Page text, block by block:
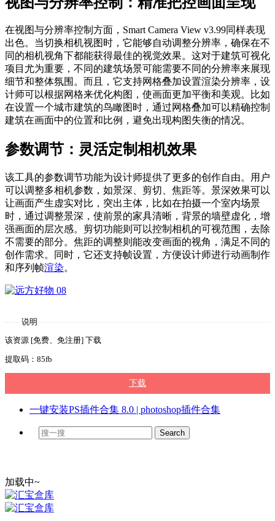
在视图与分辨率控制方面，Smart Camera View v3.99同样表现
出色。当切换相机视图时，它能够自动调整分辨率，确保在不
同的相机视角下都能获得最佳的视觉效果。这对于建筑可视化
项目尤为重要，不同的建筑场景可能需要不同的分辨率来展现
细节和整体氛围。而且，它支持网格叠加设置渲染分辨率，设
计师可以根据网格来优化构图，使画面更加平衡和美观。比如
在设置一个城市建筑的鸟瞰图时，通过网格叠加可以精确控制
建筑在画面中的位置和比例，避免出现构图失衡的情况。
参数调节：灵活定制相机效果
该工具的参数调节功能为设计师提供了更多的创作自由。用户
可以调整多相机参数，如景深、剪切、焦距等。景深效果可以
让画面产生虚实对比，突出主体，比如在拍摄一个室内场景
时，通过调整景深，使前景的家具清晰，背景的墙壁虚化，增
强画面的层次感。剪切功能则可以控制相机的可视范围，去除
不需要的部分。焦距的调整则能改变画面的视角，满足不同的
创作需求。同时，它还支持帧设置，方便设计师进行动画制作
和序列帧渲染。
说明
该资源 [免费、免注册] 下载
提取码：85fb
下载
一键安装PS插件合集 8.0 | photoshop插件合集
加载中~